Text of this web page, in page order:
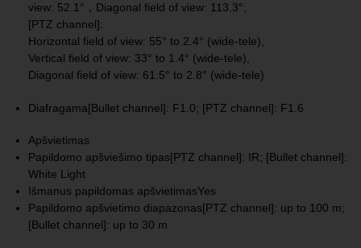
view: 52.1°，Diagonal field of view: 113.3°;
[PTZ channel]:
Horizontal field of view: 55° to 2.4° (wide-tele),
Vertical field of view: 33° to 1.4° (wide-tele),
Diagonal field of view: 61.5° to 2.8° (wide-tele)
Diafragama[Bullet channel]: F1.0; [PTZ channel]: F1.6
Apšvietimas
Papildomo apšviešimo tipas[PTZ channel]: IR; [Bullet channel]:
White Light
Išmanus papildomas apšvietimasYes
Papildomo apšvietimo diapazonas[PTZ channel]: up to 100 m;
[Bullet channel]: up to 30 m